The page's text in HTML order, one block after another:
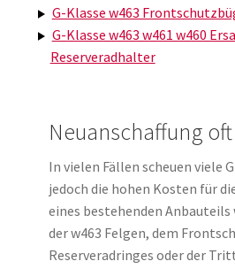
G-Klasse w463
G-Klasse w463 w461 w460
Reserveradhalter
Neuanschaffung
In vielen Fällen scheuen viele
jedoch die hohen Kosten für
eines bestehenden Anbauteils
der w463 Felgen, dem
Reserveradringes oder der